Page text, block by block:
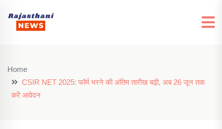
Home
CSIR NET 2025: फॉर्म भरने की अंतिम तारीख बढ़ी, अब 26 जून तक
करें आवेदन